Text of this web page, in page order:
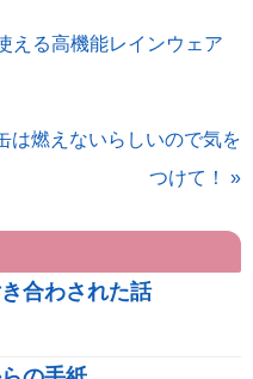
える高機能レインウェア
は燃えないらしいので気を
つけて！ »
合わされた話